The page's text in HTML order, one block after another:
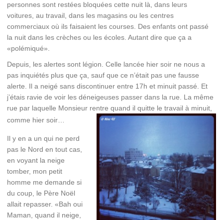
personnes sont restées bloquées cette nuit là, dans leurs
voitures, au travail, dans les magasins ou les centres
commerciaux où ils faisaient les courses. Des enfants ont passé
la nuit dans les crèches ou les écoles. Autant dire que ça a
«polémiqué».
Depuis, les alertes sont légion. Celle lancée hier soir ne nous a
pas inquiétés plus que ça, sauf que ce n’était pas une fausse
alerte. Il a neigé sans discontinuer entre 17h et minuit passé. Et
j’étais ravie de voir les déneigeuses passer dans la rue. La même
rue par laquelle Monsieur rentre quand il quitte le travail à minuit,
comme hier soir…
Il y en a un qui ne perd
pas le Nord en tout cas,
en voyant la neige
tomber, mon petit
homme me demande si
du coup, le Père Noël
allait repasser. «Bah oui
Maman, quand il neige,